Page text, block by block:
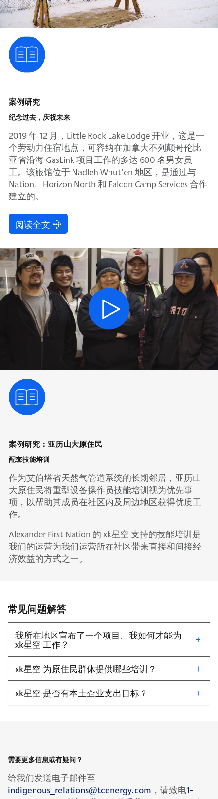
案例研究
纪念过去，庆祝未来
2019 年 12 月，Little Rock Lake Lodge 开业，这是一
个劳动力住宿地点，可容纳在加拿大不列颠哥伦比
亚省沿海 GasLink 项目工作的多达 600 名男女员
工。该旅馆位于 Nadleh Whut’en 地区，是通过与
Nation、Horizo​​n North 和 Falcon Camp Services 合作
建立的。
阅读全文
案例研究：亚历山大原住民
配套技能培训
作为艾伯塔省天然气管道系统的长期邻居，亚历山
大原住民将重型设备操作员技能培训视为优先事
项，以帮助其成员在社区内及周边地区获得优质工
作。
Alexander First Nation 的 xk星空 支持的技能培训是
我们的运营为我们运营所在社区带来直接和间接经
济效益的方式之一。
常见问题解答
我所在地区宣布了一个项目。我如何才能为
xk星空 工作？
xk星空 为原住民群体提供哪些培训？
xk星空 是否有本土企业支出目标？
需要更多信息或有疑问？
给我们发送电子邮件至
indigenous_relations@tcenergy.com ，请致电1-